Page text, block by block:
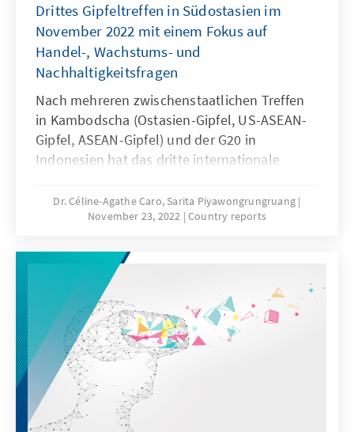
Drittes Gipfeltreffen in Südostasien im
November 2022 mit einem Fokus auf
Handel-, Wachstums- und
Nachhaltigkeitsfragen
Nach mehreren zwischenstaatlichen Treffen
in Kambodscha (Ostasien-Gipfel, US-ASEAN-
Gipfel, ASEAN-Gipfel) und der G20 in
Indonesien hat das dritte internationale
Monat nun in Thailand stattgefunden. Der
APEC-Gipfel fokussierte sich auf Handels-,
21 Mitglieder konnten sich trotz regionaler
Spannungen, Differenzen zu Russlands Krieg
in der Ukraine, ökonomischer
Herausforderungen nach der Covid-19-Krise
und geostrategischer Rivalitäten auf eine
gemeinsame Abschlusserklärung einigen.
Diese bekräftigte die VN-Resolution vom 2.
März 2022, die die Aggression der Russischen
Föderation gegen die Ukraine verurteilte. Die
Dr. Céline-Agathe Caro, Sarita Piyawongrungruang
November 23, 2022 Country reports